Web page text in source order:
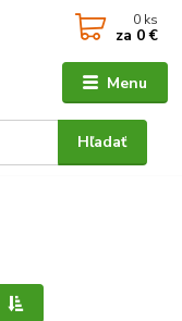
Menu
Hľadať
0 ks
za 0 €